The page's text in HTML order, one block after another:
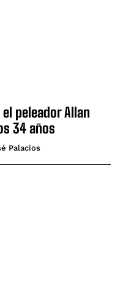
el peleador Allan
34 años
Palacios